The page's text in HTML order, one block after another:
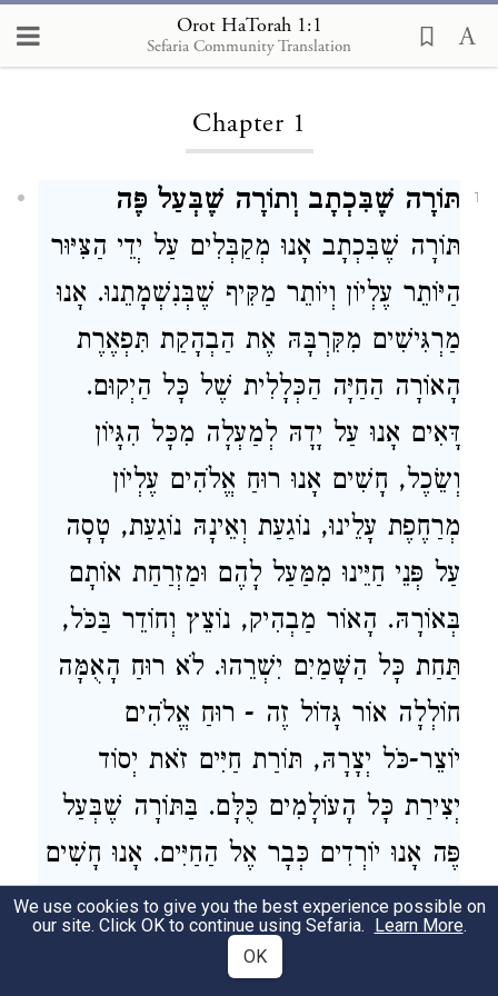
Orot HaTorah 1:1
Sefaria Community Translation
Loading...
Chapter 1
1
תּוֹרָה שֶׁבִּכְתָב וְתוֹרָה שֶׁבְּעַל פֶּה
תּוֹרָה שֶׁבִּכְתָב אָנוּ מְקַבְּלִים עַל יְדֵי הַצִּיּוּר
הַיּוֹתֵר עֶלְיוֹן וְיוֹתֵר מַקִּיף שֶׁבְּנִשְׁמָתֵנוּ. אָנוּ
מַרְגִּישִׁים מִקִּרְבָּהּ אֶת הַבְהָקַת תִּפְאֶרֶת
הָאוֹרָה הַחַיָּה הַכְּלָלִית שֶׁל כָּל הַיְקוּם.
דָּאִים אָנוּ עַל יָדָהּ לְמַעְלָה מִכָּל הִגָּיוֹן
וְשֵׂכֶל, חָשִׁים אָנוּ רוּחַ אֱלֹהִים עֶלְיוֹן
מְרַחֶפֶת עָלֵינוּ, נוֹגַעַת וְאֵינָהּ נוֹגַעַת, טָסָה
עַל פְּנֵי חַיֵּינוּ מִמַּעַל לָהֶם וּמַזְרַחַת אוֹתָם
בְּאוֹרָהּ. הָאוֹר מַבְהִיק, נוֹצֵץ וְחוֹדֵר בַּכֹּל,
תַּחַת כָּל הַשָּׁמַיִם יִשְׁרֵהוּ. לֹא רוּחַ הָאֻמָּה
חוֹלְלָה אוֹר גָּדוֹל זֶה - רוּחַ אֱלֹהִים
יוֹצֵר-כֹּל יְצָרָהּ, תּוֹרַת חַיִּים זֹאת יְסוֹד
יְצִירַת כָּל הָעוֹלָמִים כֻּלָּם. בַּתּוֹרָה שֶׁבְּעַל
פֶּה אָנוּ יוֹרְדִים כְּבָר אֶל הַחַיִּים. אָנוּ חָשִׁים
שֶׁהִנְנוּ מְקַבְּלִים אֶת הָאוֹרָה הָעֶלְיוֹנָה
בַּצִּנּוֹר הַשֵּׁנִי שֶׁבַּנְּשָׁמָה, בַּצִּנּוֹר הַמִּתְקָרֵב
We use cookies to give you the best experience possible on
our site. Click OK to continue using Sefaria. Learn More.
OK